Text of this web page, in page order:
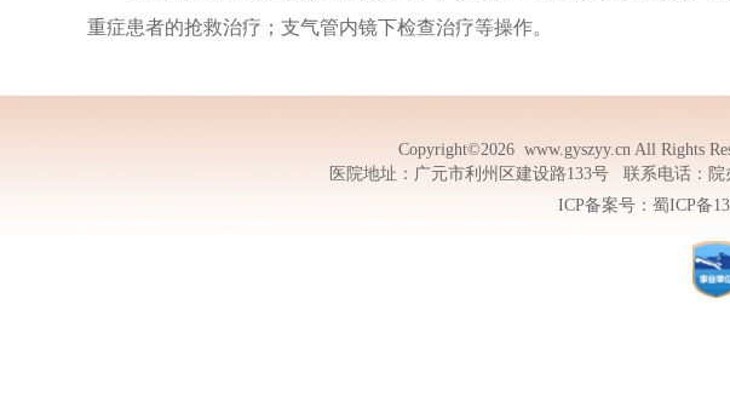
重症患者的抢救治疗；支气管内镜下检查治疗等操作。
Copyright©2026 www.gyszyy.cn All Rights
医院地址：广元市利州区建设路133号 联系电话：院
ICP备案号： 蜀ICP备